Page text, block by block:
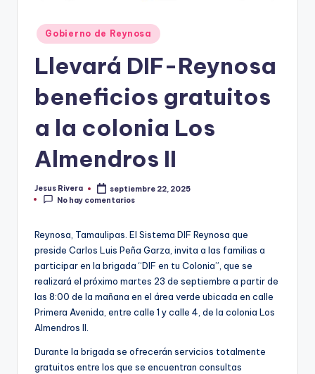
Publicado
en
Gobierno de Reynosa
Llevará DIF-Reynosa
beneficios gratuitos
a la colonia Los
Almendros II
Publicado
por
Jesus Rivera
septiembre 22, 2025
No hay comentarios
Reynosa, Tamaulipas. El Sistema DIF Reynosa que
preside Carlos Luis Peña Garza, invita a las familias a
participar en la brigada “DIF en tu Colonia”, que se
realizará el próximo martes 23 de septiembre a partir de
las 8:00 de la mañana en el área verde ubicada en calle
Primera Avenida, entre calle 1 y calle 4, de la colonia Los
Almendros II.
Durante la brigada se ofrecerán servicios totalmente
gratuitos entre los que se encuentran consultas